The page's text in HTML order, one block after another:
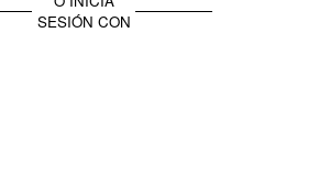
SESIÓN CON